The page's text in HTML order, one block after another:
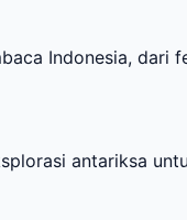
Indonesia, dari
antariksa